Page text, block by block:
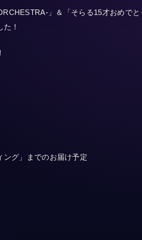
」＆「そらる15才おめでと
！
グ」までのお届け予定